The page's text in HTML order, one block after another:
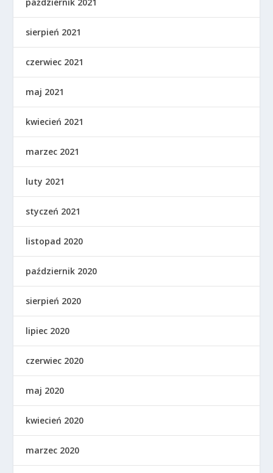
sierpień 2021
czerwiec 2021
maj 2021
kwiecień 2021
marzec 2021
luty 2021
styczeń 2021
listopad 2020
październik 2020
sierpień 2020
lipiec 2020
czerwiec 2020
maj 2020
kwiecień 2020
marzec 2020